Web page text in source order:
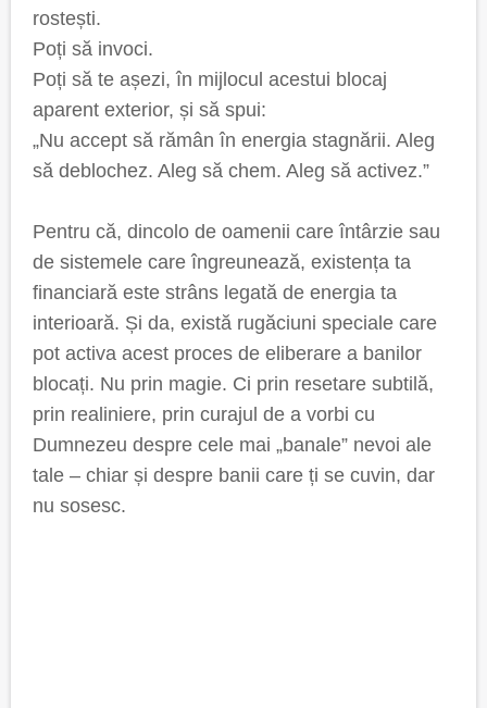
rostești.
Poți să invoci.
Poți să te așezi, în mijlocul acestui blocaj
aparent exterior, și să spui:
„Nu accept să rămân în energia stagnării. Aleg
să deblochez. Aleg să chem. Aleg să activez.”
Pentru că, dincolo de oamenii care întârzie sau
de sistemele care îngreunează, existența ta
financiară este strâns legată de energia ta
interioară. Și da, există rugăciuni speciale care
pot activa acest proces de eliberare a banilor
blocați. Nu prin magie. Ci prin resetare subtilă,
prin realiniere, prin curajul de a vorbi cu
Dumnezeu despre cele mai „banale” nevoi ale
tale – chiar și despre banii care ți se cuvin, dar
nu sosesc.